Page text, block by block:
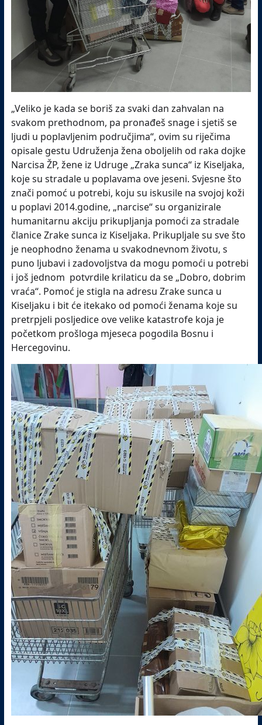
„Veliko je kada se boriš za svaki dan zahvalan na
svakom prethodnom, pa pronađeš snage i sjetiš se
ljudi u poplavljenim područjima“, ovim su riječima
opisale gestu Udruženja žena oboljelih od raka dojke
Narcisa ŽP, žene iz Udruge „Zraka sunca“ iz Kiseljaka,
koje su stradale u poplavama ove jeseni. Svjesne što
znači pomoć u potrebi, koju su iskusile na svojoj koži
u poplavi 2014.godine, „narcise“ su organizirale
humanitarnu akciju prikupljanja pomoći za stradale
članice Zrake sunca iz Kiseljaka. Prikupljale su sve što
je neophodno ženama u svakodnevnom životu, s
puno ljubavi i zadovoljstva da mogu pomoći u potrebi
i još jednom potvrdile krilaticu da se „Dobro, dobrim
vraća“. Pomoć je stigla na adresu Zrake sunca u
Kiseljaku i bit će itekako od pomoći ženama koje su
pretrpjeli posljedice ove velike katastrofe koja je
početkom prošloga mjeseca pogodila Bosnu i
Hercegovinu.